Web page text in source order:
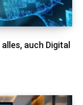
auch Digital